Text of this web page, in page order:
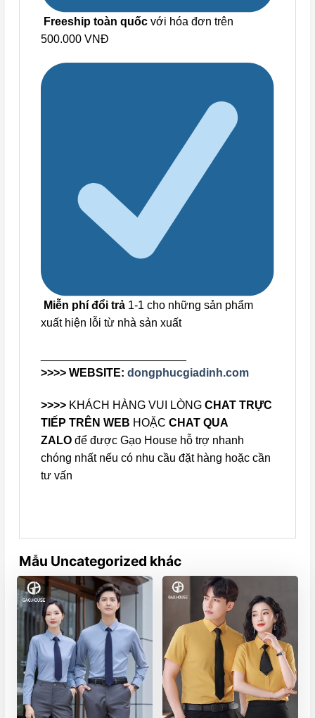
Freeship toàn quốc với hóa đơn trên
500.000 VNĐ
Miễn phí đổi trả 1-1 cho những sản phẩm
xuất hiện lỗi từ nhà sản xuất
>>>> WEBSITE: dongphucgiadinh.com
>>>> KHÁCH HÀNG VUI LÒNG CHAT TRỰC
TIẾP TRÊN WEB HOẶC CHAT QUA
ZALO để được Gạo House hỗ trợ nhanh
chóng nhất nếu có nhu cầu đặt hàng hoặc cần
tư vấn
Mẫu Uncategorized khác